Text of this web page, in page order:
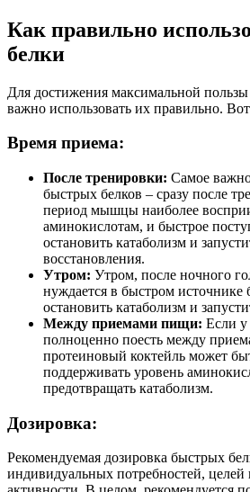
Как правильно
белки
Для достижения максимальной
важно использовать их правильно. Вот
Время приема:
После тренировки: Самое
быстрых белков – сразу после
период мышцы наиболее
аминокислотам, и быстрое
остановить катаболизм и
восстановления.
Утром: Утром, после ночного
нуждается в быстром источнике
остановить катаболизм и
Между приемами пищи: Если у
полноценно поесть между
протеиновый коктейль может
поддерживать уровень
предотвращать катаболизм.
Дозировка:
Рекомендуемая дозировка быстрых
индивидуальных потребностей, целей